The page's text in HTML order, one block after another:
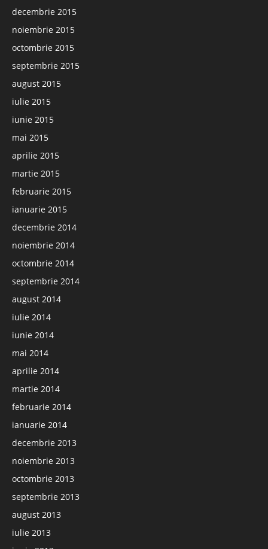
decembrie 2015
noiembrie 2015
octombrie 2015
septembrie 2015
august 2015
iulie 2015
iunie 2015
mai 2015
aprilie 2015
martie 2015
februarie 2015
ianuarie 2015
decembrie 2014
noiembrie 2014
octombrie 2014
septembrie 2014
august 2014
iulie 2014
iunie 2014
mai 2014
aprilie 2014
martie 2014
februarie 2014
ianuarie 2014
decembrie 2013
noiembrie 2013
octombrie 2013
septembrie 2013
august 2013
iulie 2013